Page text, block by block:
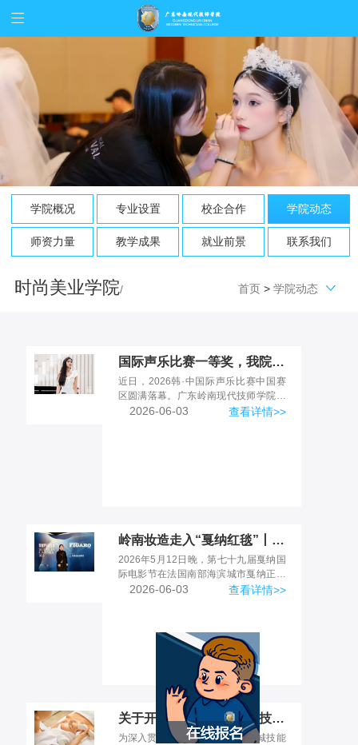
学院概况 专业设置 校企合作 学院动态
师资力量 教学成果 就业前景 联系我们
时尚美业学院/ 首页 >学院动态
国际声乐比赛一等奖，我院音乐专业教师被权威评委盛赞“艺术表现力突出”
近日，2026韩·中国际声乐比赛中国赛
区圆满落幕。广东岭南现代技师学院时
尚美业学院音乐专业声乐教师赵乐怡，
2026-06-03 查看详情>>
岭南妆造走入“戛纳红毯”丨形象设计专业教师为戛纳电影节嘉宾定制专属妆容
2026年5月12日晚，第七十九届戛纳国
际电影节在法国南部海滨城市戛纳正式
拉开帷幕。作为全球最具影响力的顶级
2026-06-03 查看详情>>
关于开展岭南夜校美容科技仪器应用技能研修班的通知
为深入贯彻落实《广州市开展“羊城技能